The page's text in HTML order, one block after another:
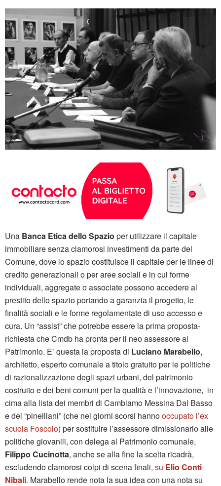
Una Banca Etica dello Spazio per utilizzare il capitale
immobiliare senza clamorosi investimenti da parte del
Comune, dove lo spazio costituisce il capitale per le linee di
credito generazionali o per aree sociali e in cui forme
individuali, aggregate o associate possono accedere al
prestito dello spazio portando a garanzia il progetto, le
finalità sociali e le forme regolamentate di uso accesso e
cura. Un “assist” che potrebbe essere la prima proposta-
richiesta che Cmdb ha pronta per il neo assessore al
Patrimonio. E’ questa la proposta di Luciano Marabello,
architetto, esperto comunale a titolo gratuito per le politiche
di razionalizzazione degli spazi urbani, del patrimonio
costruito e dei beni comuni per la qualità e l’innovazione, in
cima alla lista dei membri di Cambiamo Messina Dal Basso
e dei “pinelliani” (che nei giorni scorsi hannooccupato l’ex
scuola Foscolo) per sostituire l’assessore dimissionario alle
politiche giovanili, con delega al Patrimonio comunale,
Filippo Cucinotta, anche se alla fine la scelta ricadrà,
escludendo clamorosi colpi di scena finali, su Elio Conti
Nibali. Marabello rende nota la sua idea con una nota su